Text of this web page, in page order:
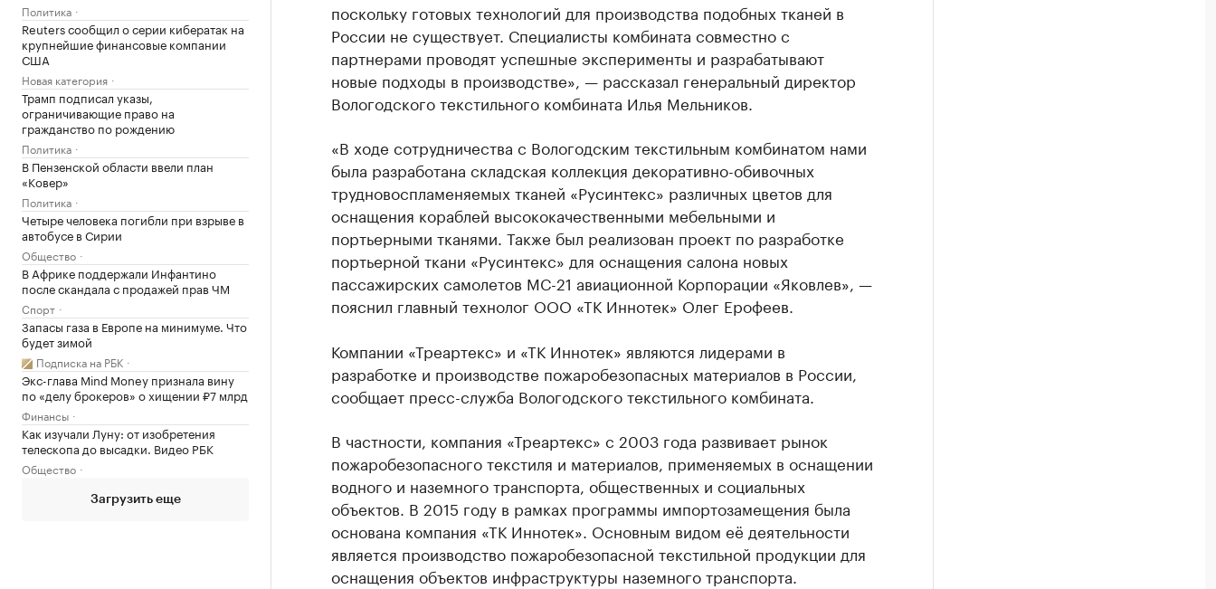
Политика
Reuters сообщил о серии кибератак на
крупнейшие финансовые компании
США
Новая категория
Трамп подписал указы,
ограничивающие право на
гражданство по рождению
Политика
В Пензенской области ввели план
«Ковер»
Политика
Четыре человека погибли при взрыве в
автобусе в Сирии
Общество
В Африке поддержали Инфантино
после скандала с продажей прав ЧМ
Спорт
Запасы газа в Европе на минимуме. Что
будет зимой
Подписка на РБК
Экс-глава Mind Money признала вину
по «делу брокеров» о хищении ₽7 млрд
Финансы
Как изучали Луну: от изобретения
телескопа до высадки. Видео РБК
Общество
Загрузить еще
поскольку готовых технологий для производства подобных тканей в
России не существует. Специалисты комбината совместно с
партнерами проводят успешные эксперименты и разрабатывают
новые подходы в производстве», — рассказал генеральный директор
Вологодского текстильного комбината Илья Мельников.
«В ходе сотрудничества с Вологодским текстильным комбинатом нами
была разработана складская коллекция декоративно-обивочных
трудновоспламеняемых тканей «Русинтекс» различных цветов для
оснащения кораблей высококачественными мебельными и
портьерными тканями. Также был реализован проект по разработке
портьерной ткани «Русинтекс» для оснащения салона новых
пассажирских самолетов МС-21 авиационной Корпорации «Яковлев», —
пояснил главный технолог ООО «ТК Иннотек» Олег Ерофеев.
Компании «Треартекс» и «ТК Иннотек» являются лидерами в
разработке и производстве пожаробезопасных материалов в России,
сообщает пресс-служба Вологодского текстильного комбината.
В частности, компания «Треартекс» с 2003 года развивает рынок
пожаробезопасного текстиля и материалов, применяемых в оснащении
водного и наземного транспорта, общественных и социальных
объектов. В 2015 году в рамках программы импортозамещения была
основана компания «ТК Иннотек». Основным видом её деятельности
является производство пожаробезопасной текстильной продукции для
оснащения объектов инфраструктуры наземного транспорта.